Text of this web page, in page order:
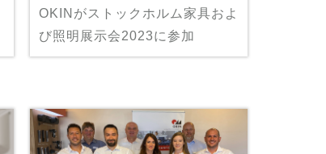
OKINがストックホルム家具およ
び照明展示会2023に参加